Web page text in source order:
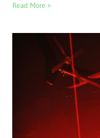
Read More »